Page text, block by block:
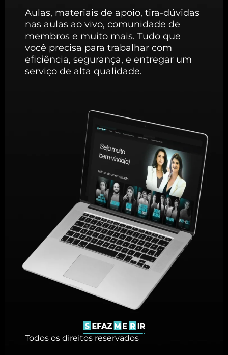
Aulas, materiais de apoio, tira-dúvidas
nas aulas ao vivo, comunidade de
membros e muito mais. Tudo que
você precisa para trabalhar com
eficiência, segurança, e entregar um
serviço de alta qualidade.
Todos os direitos reservados